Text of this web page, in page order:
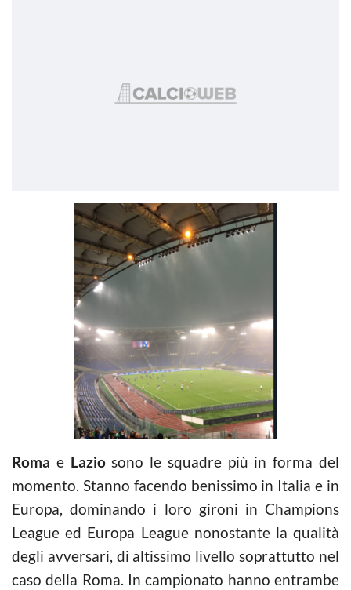
Roma e Laziosono le squadre più in forma del
momento. Stanno facendo benissimo in Italia e in
Europa, dominando i loro gironi in Champions
League ed Europa League nonostante la qualità
degli avversari, di altissimo livello soprattutto nel
caso della Roma. In campionato hanno entrambe